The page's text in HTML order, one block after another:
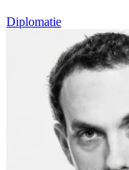
Diplomatie